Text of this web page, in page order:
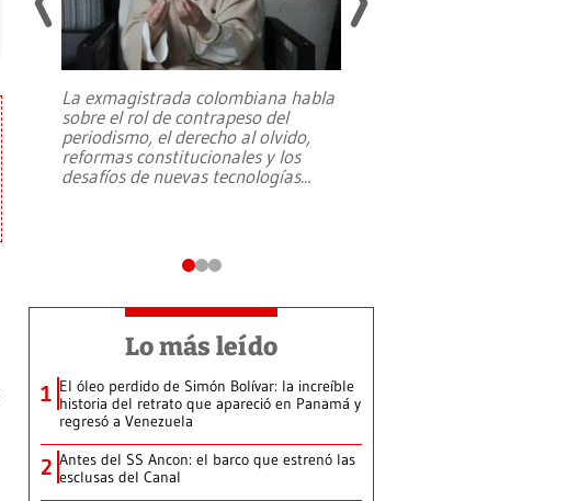
La exmagistrada colombiana habla
sobre el rol de contrapeso del
periodismo, el derecho al olvido,
reformas constitucionales y los
desafíos de nuevas tecnologías...
Lo más leído
1 El óleo perdido de Simón Bolívar: la increíble
historia del retrato que apareció en Panamá y
regresó a Venezuela
2 Antes del SS Ancon: el barco que estrenó las
esclusas del Canal